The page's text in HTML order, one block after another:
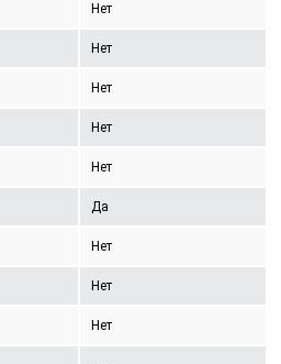
Нет
Нет
Нет
Нет
Нет
Да
Нет
Нет
Нет